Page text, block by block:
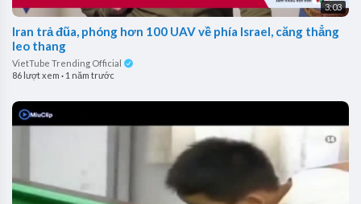
3:03
Iran trả đũa, phóng hơn 100 UAV về phía Israel, căng thẳng
leo thang
VietTube Trending Official
86 lượt xem · 1 năm trước